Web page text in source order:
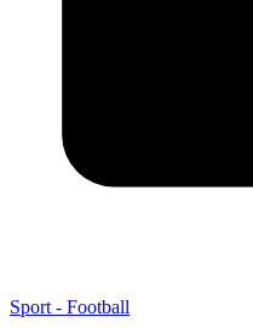
Sport - Football